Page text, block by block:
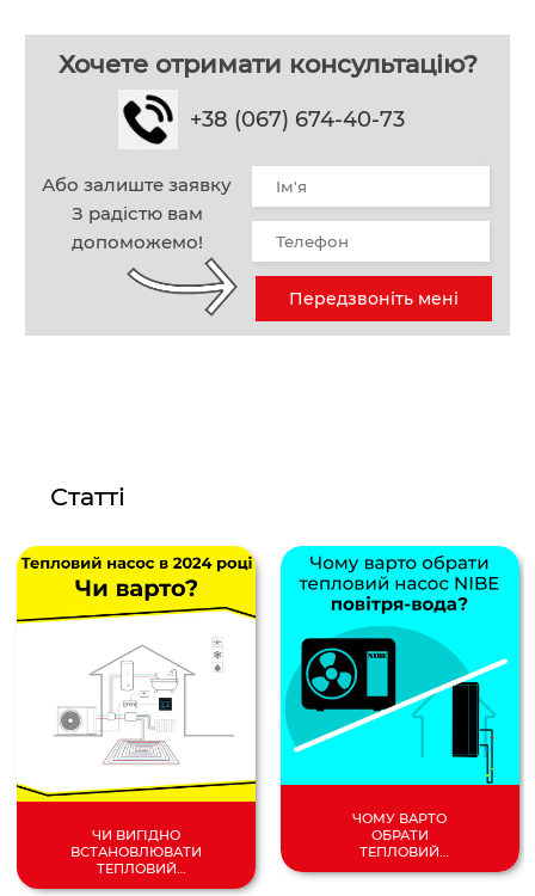
Хочете отримати консультацію?
+38 (067) 674-40-73
Або залиште заявку
З радістю вам
допоможемо!
Передзвоніть мені
Статті
ЧИ ВИГІДНО
ВСТАНОВЛЮВАТИ
ТЕПЛОВИЙ
НАСОС У 2024
ЧОМУ ВАРТО
ОБРАТИ
ТЕПЛОВИЙ